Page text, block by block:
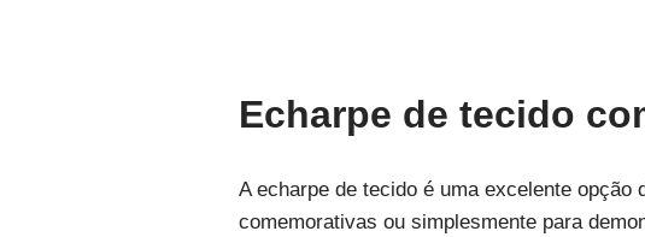
Echarpe de tecido
A echarpe de tecido é uma excelente
comemorativas ou simplesmente para